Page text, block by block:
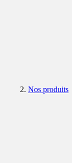
Nos produits